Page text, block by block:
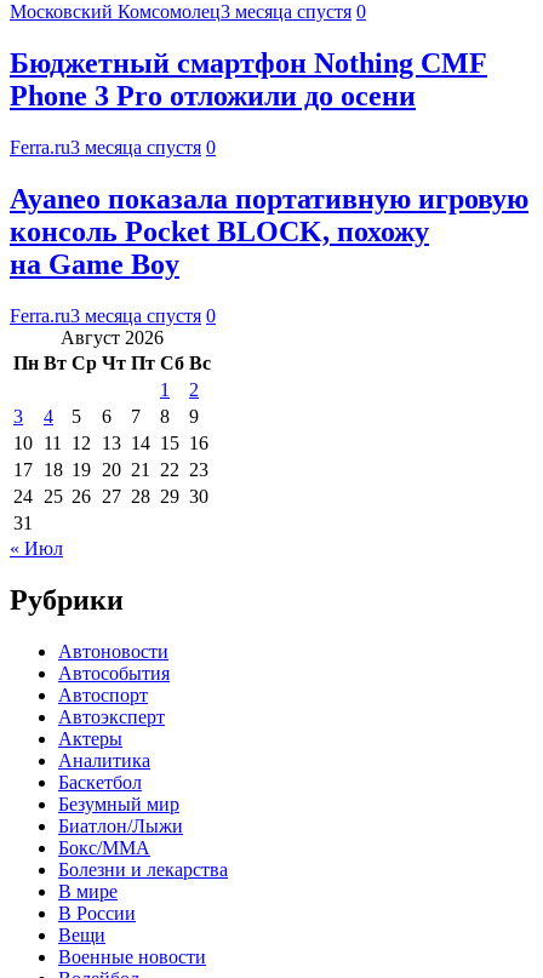
Московский Комсомолец3 месяца спустя 0
Бюджетный смартфон Nothing CMF
Phone 3 Pro отложили до осени
Ferra.ru3 месяца спустя 0
Ayaneo показала портативную игровую
консоль Pocket BLOCK, похожу
на Game Boy
Ferra.ru3 месяца спустя 0
Август 2026
Пн Вт Ср Чт Пт Сб Вс
1
2
3
4 5 6 7 8
9
10 11 12 13 14 15 16
17 18 19 20 21 22 23
24 25 26 27 28 29 30
31
« Июл
Рубрики
Автоновости
Автособытия
Автоспорт
Автоэксперт
Актеры
Аналитика
Баскетбол
Безумный мир
Биатлон/Лыжи
Бокс/MMA
Болезни и лекарства
В мире
В России
Вещи
Военные новости